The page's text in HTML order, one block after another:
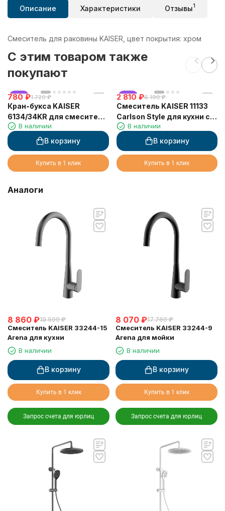
Описание Характеристики Отзывы1
Смеситель для раковины KAISER, цвет покрытия: хром
C этим товаром также
покупают
хит
780 ₽1 720 ₽
Кран-букса KAISER
6134/34KR для смесителя
34044В наличии
В корзину
Купить в 1 клик
хит
2 810 ₽6 190 ₽
Смеситель KAISER 11133
Carlson Style для кухни с
жесткой подводкой
В наличии
В корзину
Купить в 1 клик
Аналоги
8 860 ₽19 500 ₽
Смеситель KAISER 33244-15
Arena для кухни
В наличии
В корзину
Купить в 1 клик
Запрос счета для юрлиц
8 070 ₽17 760 ₽
Смеситель KAISER 33244-9
Arena для мойки
В наличии
В корзину
Купить в 1 клик
Запрос счета для юрлиц